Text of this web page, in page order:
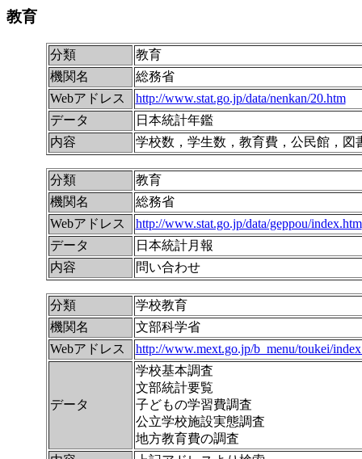
教育
分類
教育
機関名
総務省
Webアドレス
http://www.stat.go.jp/data/nenkan/20.htm
データ
日本統計年鑑
内容
学校数，学生数，教育費，公民館，図
分類
教育
機関名
総務省
Webアドレス
http://www.stat.go.jp/data/geppou/index.htm
データ
日本統計月報
内容
問い合わせ
分類
学校教育
機関名
文部科学省
Webアドレス
http://www.mext.go.jp/b_menu/toukei/
データ
学校基本調査
文部統計要覧
子どもの学習費調査
公立学校施設実態調査
地方教育費の調査